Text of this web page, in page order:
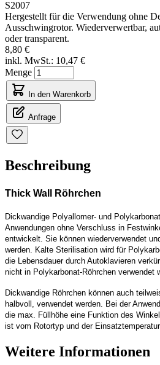
S2007
Hergestellt für die Verwendung ohne
Ausschwingrotor. Wiederverwertbar,
oder transparent.
8,80 €
inkl. MwSt.: 10,47 €
Menge
In den Warenkorb
Anfrage
Beschreibung
Thick Wall Röhrchen
Dickwandige Polyallomer- und
Anwendungen ohne Verschluss in
entwickelt. Sie können wiederverwendet
werden. Kalte Sterilisation wird für
die Lebensdauer durch Autoklavieren
nicht in Polykarbonat-Röhrchen verwendet
Dickwandige Röhrchen können auch
halbvoll, verwendet werden. Bei der
die max. Füllhöhe eine Funktion des
ist vom Rotortyp und der Einsatztemperatur
Weitere Informationen